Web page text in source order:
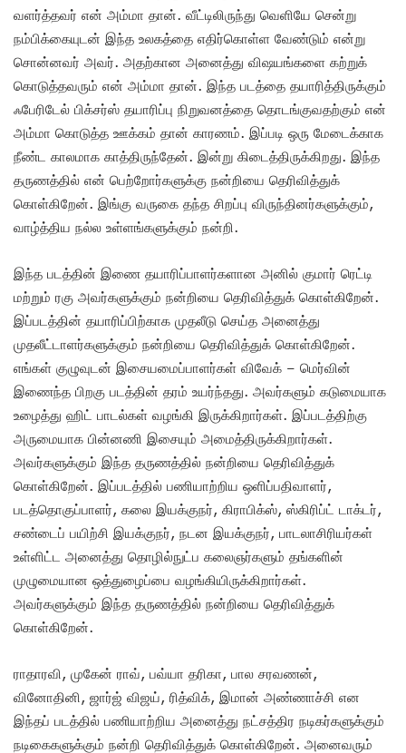
வளர்த்தவர் என் அம்மா தான். வீட்டிலிருந்து வெளியே சென்று
நம்பிக்கையுடன் இந்த உலகத்தை எதிர்கொள்ள வேண்டும் என்று
சொன்னவர் அவர். அதற்கான அனைத்து விஷயங்களை கற்றுக்
கொடுத்தவரும் என் அம்மா தான். இந்த படத்தை தயாரித்திருக்கும்
ஃபேரிடேல் பிக்சர்ஸ் தயாரிப்பு நிறுவனத்தை தொடங்குவதற்கும் என்
அம்மா கொடுத்த ஊக்கம் தான் காரணம். இப்படி ஒரு மேடைக்காக
நீண்ட காலமாக காத்திருந்தேன். இன்று கிடைத்திருக்கிறது. இந்த
தருணத்தில் என் பெற்றோர்களுக்கு நன்றியை தெரிவித்துக்
கொள்கிறேன். இங்கு வருகை தந்த சிறப்பு விருந்தினர்களுக்கும்,
வாழ்த்திய நல்ல உள்ளங்களுக்கும் நன்றி.
இந்த படத்தின் இணை தயாரிப்பாளர்களான அனில் குமார் ரெட்டி
மற்றும் ரகு அவர்களுக்கும் நன்றியை தெரிவித்துக் கொள்கிறேன்.
இப்படத்தின் தயாரிப்பிற்காக முதலீடு செய்த அனைத்து
முதலீட்டாளர்களுக்கும் நன்றியை தெரிவித்துக் கொள்கிறேன்.
எங்கள் குழுவுடன் இசையமைப்பாளர்கள் விவேக் – மெர்வின்
இணைந்த பிறகு படத்தின் தரம் உயர்ந்தது. அவர்களும் கடுமையாக
உழைத்து ஹிட் பாடல்கள் வழங்கி இருக்கிறார்கள். இப்படத்திற்கு
அருமையாக பின்னணி இசையும் அமைத்திருக்கிறார்கள்.
அவர்களுக்கும் இந்த தருணத்தில் நன்றியை தெரிவித்துக்
கொள்கிறேன். இப்படத்தில் பணியாற்றிய ஒளிப்பதிவாளர்,
படத்தொகுப்பாளர், கலை இயக்குநர், கிராபிக்ஸ், ஸ்கிரிப்ட் டாக்டர்,
சண்டைப் பயிற்சி இயக்குநர், நடன இயக்குநர், பாடலாசிரியர்கள்
உள்ளிட்ட அனைத்து தொழில்நுட்ப கலைஞர்களும் தங்களின்
முழுமையான ஒத்துழைப்பை வழங்கியிருக்கிறார்கள்.
அவர்களுக்கும் இந்த தருணத்தில் நன்றியை தெரிவித்துக்
கொள்கிறேன்.
ராதாரவி, முகேன் ராவ், பவ்யா தரிகா, பால சரவணன்,
வினோதினி, ஜார்ஜ் விஜய், ரித்விக், இமான் அண்ணாச்சி என
இந்தப் படத்தில் பணியாற்றிய அனைத்து நட்சத்திர நடிகர்களுக்கும்
நடிகைகளுக்கும் நன்றி தெரிவித்துக் கொள்கிறேன். அனைவரும்